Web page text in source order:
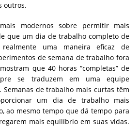
outros.
modernos sobre permitir mais
que um dia de trabalho completo de
uma maneira eficaz de
de semana de trabalho fora
que 40 horas “completas” de
se traduzem em uma equipe
Semanas de trabalho mais curtas têm
um dia de trabalho mais
ao mesmo tempo que dá tempo para
mais equilíbrio em suas vidas.